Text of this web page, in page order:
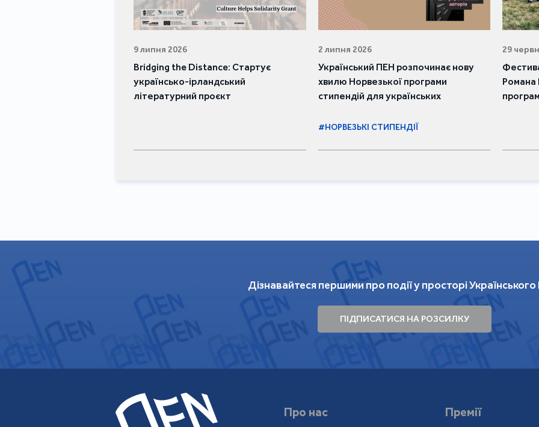
9 липня 2026
Bridging the Distance: Стартує
українсько-ірландський
літературний проєкт
2 липня 2026
Український ПЕН розпочинає нову
хвилю Норвезької програми
стипендій для українських
#НОРВЕЗЬКІ СТИПЕНДІЇ
29
Романа
Дізнавайтеся першими про події у просторі
ПІДПИСАТИСЯ НА РОЗСИЛКУ
Про нас Премії